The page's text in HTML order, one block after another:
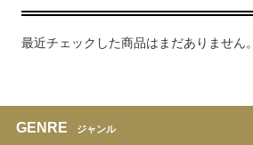
最近チェックした商品はまだありません。
GENRE ジャンル